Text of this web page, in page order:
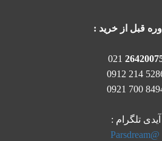
قبل از خرید :
021
5286 214
8494 700
آیدی تلگرام :
@Parsdream